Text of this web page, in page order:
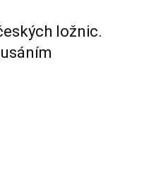
ložnic.